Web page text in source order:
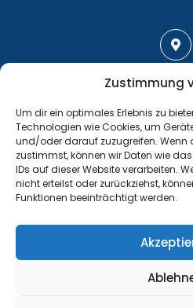
Zustimmung
Um dir ein optimales Erlebnis zu
Technologien wie Cookies, um
und/oder darauf zuzugreifen. Wenn
zustimmst, können wir Daten wie
IDs auf dieser Website verarbeiten.
nicht erteilst oder zurückziehst,
Funktionen beeinträchtigt werden.
Großenhainer
01689
Kontakt
Tel.: +49 35243
info@handball-